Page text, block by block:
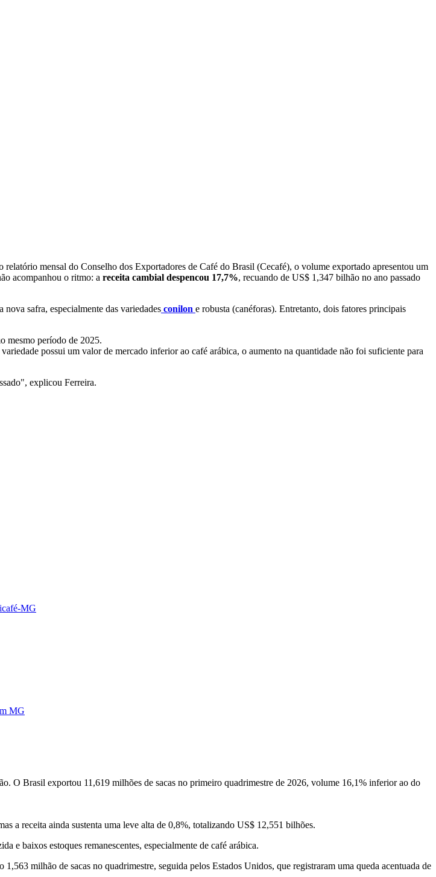
mensal do Conselho dos Exportadores de Café do Brasil (Cecafé), o volume exportado apresentou um
acompanhou o ritmo: a receita cambial despencou 17,7%, recuando de US$ 1,347 bilhão no ano passado
safra, especialmente das variedades conilon e robusta (canéforas). Entretanto, dois fatores principais
mesmo período de 2025.
possui um valor de mercado inferior ao café arábica, o aumento na quantidade não foi suficiente para
explicou Ferreira.
MG
MG
O Brasil exportou 11,619 milhões de sacas no primeiro quadrimestre de 2026, volume 16,1% inferior ao do
a receita ainda sustenta uma leve alta de 0,8%, totalizando US$ 12,551 bilhões.
e baixos estoques remanescentes, especialmente de café arábica.
1,563 milhão de sacas no quadrimestre, seguida pelos Estados Unidos, que registraram uma queda acentuada de